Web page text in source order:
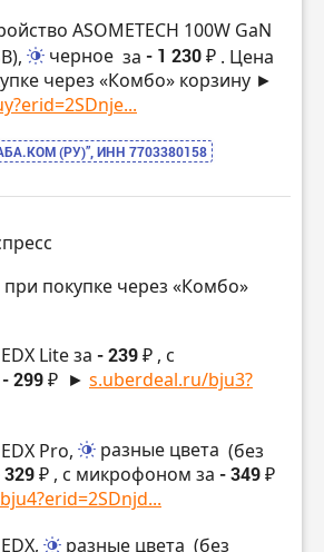
ASOMETECH 100W GaN
черное за - 1 230 ₽ . Цена
через «Комбо» корзину ►
(РУ)”, ИНН 7703380158
покупке через «Комбо»
Lite за - 239 ₽ , с
- 299 ₽ ► s.uberdeal.ru/bju3?
Pro,
разные цвета (без
329 ₽ , с микрофоном за - 349 ₽
разные цвета (без